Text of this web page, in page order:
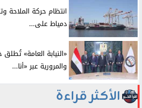
انتظام حركة الملاحة
دمياط على...
​«النيابة العامة»
والمرورية عبر «أنا...
الأكثر قراءة